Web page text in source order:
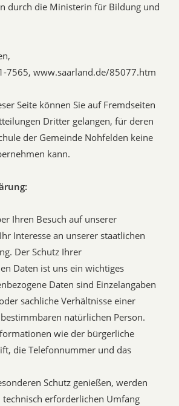
durch die Ministerin für Bildung und
7565, www.saarland.de/85077.htm
Seite können Sie auf Fremdseiten
Dritter gelangen, für deren
der Gemeinde Nohfelden keine
kann.
Ihren Besuch auf unserer
Interesse an unserer staatlichen
Der Schutz Ihrer
Daten ist uns ein wichtiges
Daten sind Einzelangaben
sachliche Verhältnisse einer
natürlichen Person.
wie der bürgerliche
die Telefonnummer und das
Schutz genießen, werden
erforderlichen Umfang